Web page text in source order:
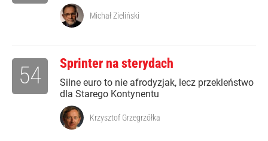
Michał Zieliński
Sprinter na sterydach
Silne euro to nie afrodyzjak, lecz przekleństwo
dla Starego Kontynentu
54
Krzysztof Grzegrzółka